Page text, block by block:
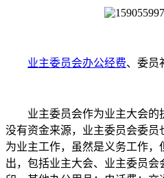
业主委员会办公经费、委员
业主委员会作为业主大会的
没有资金来源，业主委员会委员
为业主工作，虽然是义务工作
出，包括业主大会、业主委员